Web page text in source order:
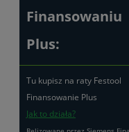
Finansowaniu
Plus:
Tu kupisz na raty Festool
Finansowanie Plus
Jak to działa?